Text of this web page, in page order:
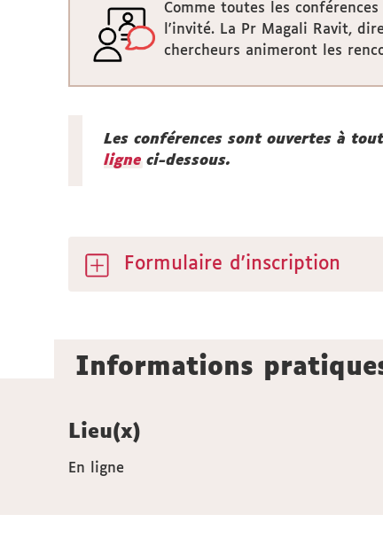
Comme toutes les
l'invité. La Pr Magali Ravit,
chercheurs animeront les
Les conférences sont ouvertes à
ligne ci-dessous.
Formulaire d'inscription
Informations
Lieu(x)
En ligne